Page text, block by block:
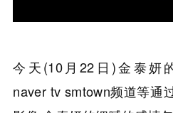
今天(10月22日)金泰妍
naver tv smtown频道等通